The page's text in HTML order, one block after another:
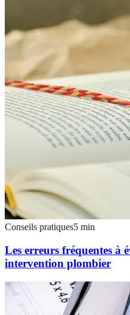
Conseils pratiques5 min
Les erreurs fréquentes à
intervention plombier